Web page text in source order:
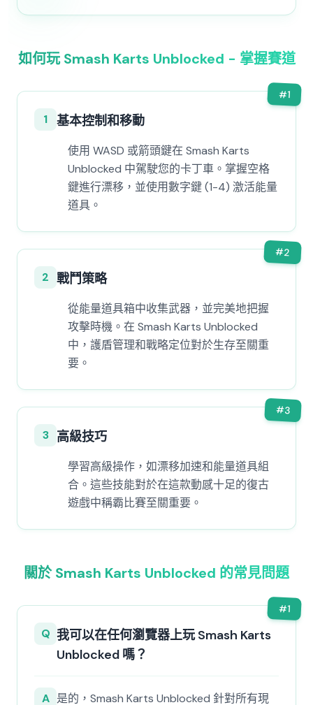
如何玩 Smash Karts Unblocked - 掌握賽道
#1
1 基本控制和移動
使用 WASD 或箭頭鍵在 Smash Karts
Unblocked 中駕駛您的卡丁車。掌握空格
鍵進行漂移，並使用數字鍵 (1-4) 激活能量
道具。
#2
2 戰鬥策略
從能量道具箱中收集武器，並完美地把握
攻擊時機。在 Smash Karts Unblocked
中，護盾管理和戰略定位對於生存至關重
要。
#3
3 高級技巧
學習高級操作，如漂移加速和能量道具組
合。這些技能對於在這款動感十足的復古
遊戲中稱霸比賽至關重要。
關於 Smash Karts Unblocked 的常見問題
#1
Q 我可以在任何瀏覽器上玩 Smash Karts
Unblocked 嗎？
A 是的，Smash Karts Unblocked 針對所有現